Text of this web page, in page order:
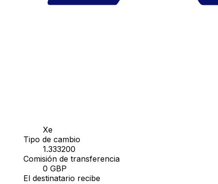
Xe
Tipo de cambio
1.333200
Comisión de transferencia
0 GBP
El destinatario recibe